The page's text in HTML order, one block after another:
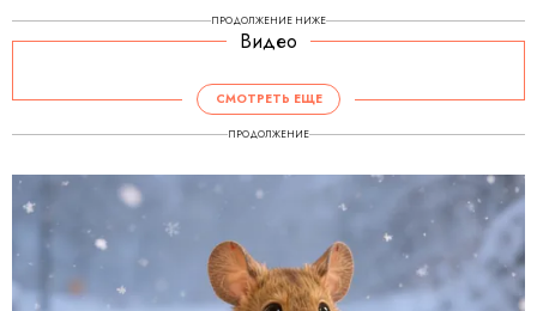
ПРОДОЛЖЕНИЕ НИЖЕ
Видео
СМОТРЕТЬ ЕЩЕ
ПРОДОЛЖЕНИЕ